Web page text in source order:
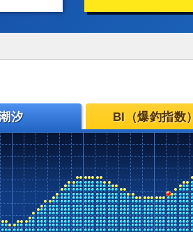
汐 BI（爆釣指数）